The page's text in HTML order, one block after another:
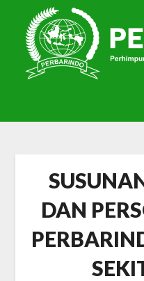
content
DAN